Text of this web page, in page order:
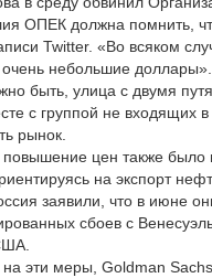
ОПЕК должна помнить,
Twitter. «Во всяком
очень небольшие доллары».
быть, улица с двумя
с группой не входящих в
рынок.
цен также было
на экспорт
заявили, что в июне
сбоев с
эти меры, Goldman